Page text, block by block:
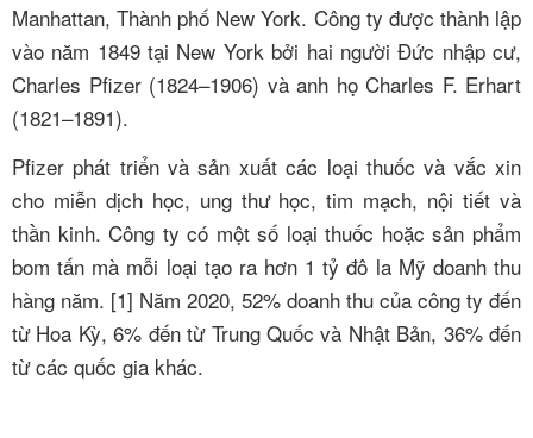
Manhattan, Thành phố New York. Công ty được thành lập
vào năm 1849 tại New York bởi hai người Đức nhập cư,
Charles Pfizer (1824–1906) và anh họ Charles F. Erhart
(1821–1891).
Pfizer phát triển và sản xuất các loại thuốc và vắc xin
cho miễn dịch học, ung thư học, tim mạch, nội tiết và
thần kinh. Công ty có một số loại thuốc hoặc sản phẩm
bom tấn mà mỗi loại tạo ra hơn 1 tỷ đô la Mỹ doanh thu
hàng năm. [1] Năm 2020, 52% doanh thu của công ty đến
từ Hoa Kỳ, 6% đến từ Trung Quốc và Nhật Bản, 36% đến
từ các quốc gia khác.